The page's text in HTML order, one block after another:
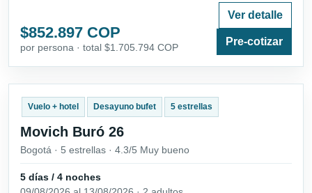
$852.897 COP
por persona · total $1.705.794 COP
Ver detalle
Pre-cotizar
Vuelo + hotel Desayuno bufet 5 estrellas
Movich Buró 26
Bogotá · 5 estrellas · 4.3/5 Muy bueno
5 días / 4 noches